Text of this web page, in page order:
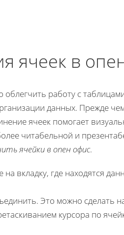
ячеек в
работу с
данных. Прежде
ячеек помогает
читабельной и
ячейки в опен офис.
вкладку, где находятся
Это можно сделать
курсора по